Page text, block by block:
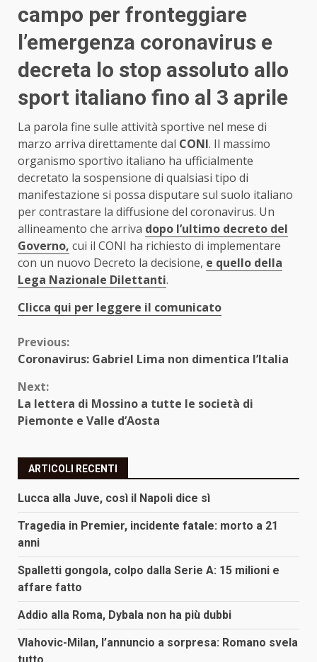
campo per fronteggiare
l’emergenza coronavirus e
decreta lo stop assoluto allo
sport italiano fino al 3 aprile
La parola fine sulle attività sportive nel mese di
marzo arriva direttamente dal CONI. Il massimo
organismo sportivo italiano ha ufficialmente
decretato la sospensione di qualsiasi tipo di
manifestazione si possa disputare sul suolo italiano
per contrastare la diffusione del coronavirus. Un
allineamento che arriva dopo l’ultimo decreto del
Governo, cui il CONI ha richiesto di implementare
con un nuovo Decreto la decisione, e quello della
Lega Nazionale Dilettanti.
Clicca qui per leggere il comunicato
Continue
Previous:
Coronavirus: Gabriel Lima non dimentica l’Italia
Next:
La lettera di Mossino a tutte le società di
Piemonte e Valle d’Aosta
ARTICOLI RECENTI
Lucca alla Juve, così il Napoli dice sì
Tragedia in Premier, incidente fatale: morto a 21
anni
Spalletti gongola, colpo dalla Serie A: 15 milioni e
affare fatto
Addio alla Roma, Dybala non ha più dubbi
Vlahovic-Milan, l’annuncio a sorpresa: Romano svela
tutto